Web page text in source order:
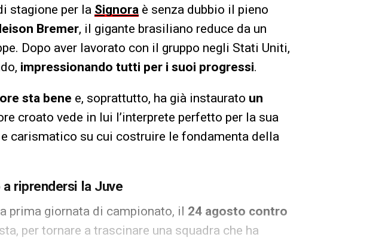
stagione per la Signora è senza dubbio il pieno
Bremer, il gigante brasiliano reduce da un
Dopo aver lavorato con il gruppo negli Stati Uniti,
impressionando tutti per i suoi progressi.
sta bene e, soprattutto, ha già instaurato un
croato vede in lui l’interprete perfetto per la sua
carismatico su cui costruire le fondamenta della
riprendersi la Juve
prima giornata di campionato, il 24 agosto contro
per tornare a trascinare una squadra che ha